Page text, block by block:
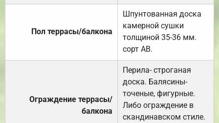
Пол террасы/балкона
Шпунтованная доска
камерной сушки
толщиной 35-36 мм.
сорт АВ.
Ограждение террасы/
балкона
Перила- строганая
доска. Балясины-
точеные, фигурные.
Либо ограждение в
скандинавском стиле.